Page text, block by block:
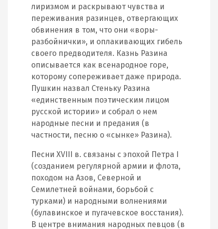
лиризмом и раскрывают чувства и
переживания разинцев, отвергающих
обвинения в том, что они «воры-
разбойнички», и оплакивающих гибель
своего предводителя. Казнь Разина
описывается как всенародное горе,
которому сопереживает даже природа.
Пушкин назвал Стеньку Разина
«единственным поэтическим лицом
русской истории» и собрал о нем
народные песни и предания (в
частности, песню о «сынке» Разина).
Песни XVIII в. связаны с эпохой Петра I
(созданием регулярной армии и флота,
походом на Азов, Северной и
Семилетней войнами, борьбой с
турками) и народными волнениями
(булавинское и пугачевское восстания).
В центре внимания народных певцов (в